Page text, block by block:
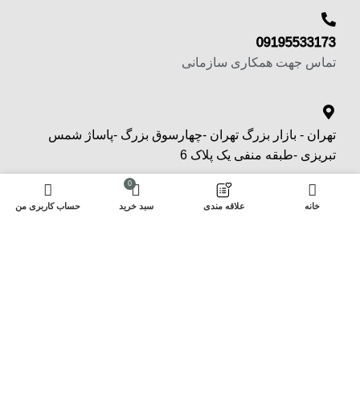
09195533173
تماس جهت همکاری سازمانی
تهران - بازار بزرگ تهران -چهارسوق بزرگ -پاساژ شمس
تبریزی -طبقه منفی یک پلاک 6
لینک های مفید
خانه علاقه مندی
0
سبد خرید حساب کاربری من